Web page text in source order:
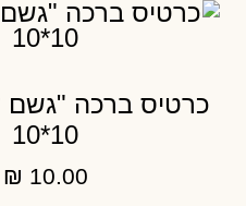
כרטיס ברכה "גשם
10*10
₪ 10.00